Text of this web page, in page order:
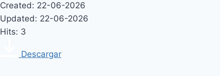
Created: 22-06-2026
Updated: 22-06-2026
Hits: 3
Descargar